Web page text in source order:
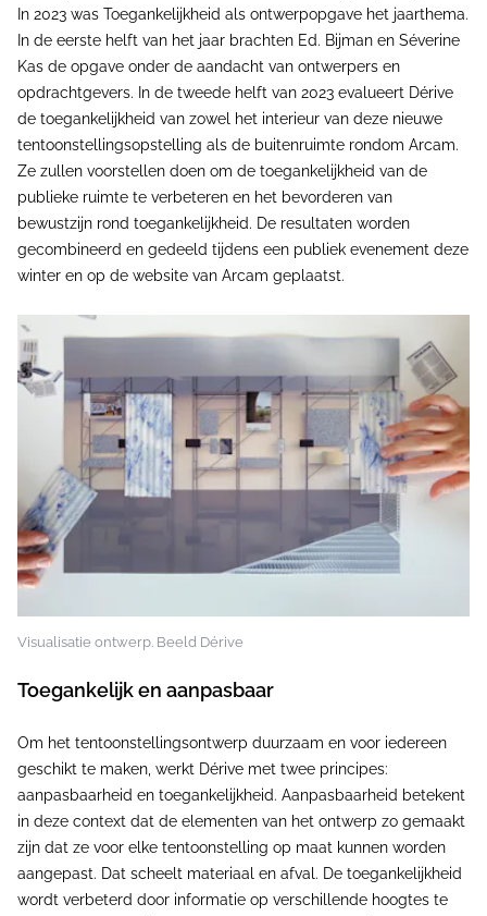
In 2023 was Toegankelijkheid als ontwerpopgave het jaarthema.
In de eerste helft van het jaar brachten Ed. Bijman en Séverine
Kas de opgave onder de aandacht van ontwerpers en
opdrachtgevers. In de tweede helft van 2023 evalueert Dérive
de toegankelijkheid van zowel het interieur van deze nieuwe
tentoonstellingsopstelling als de buitenruimte rondom Arcam.
Ze zullen voorstellen doen om de toegankelijkheid van de
publieke ruimte te verbeteren en het bevorderen van
bewustzijn rond toegankelijkheid. De resultaten worden
gecombineerd en gedeeld tijdens een publiek evenement deze
winter en op de website van Arcam geplaatst.
Visualisatie ontwerp. Beeld Dérive
Toegankelijk en aanpasbaar
Om het tentoonstellingsontwerp duurzaam en voor iedereen
geschikt te maken, werkt Dérive met twee principes:
aanpasbaarheid en toegankelijkheid. Aanpasbaarheid betekent
in deze context dat de elementen van het ontwerp zo gemaakt
zijn dat ze voor elke tentoonstelling op maat kunnen worden
aangepast. Dat scheelt materiaal en afval. De toegankelijkheid
wordt verbeterd door informatie op verschillende hoogtes te